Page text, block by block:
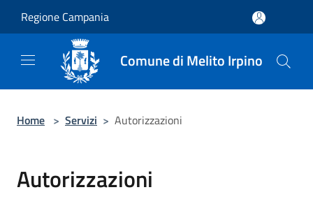
Regione Campania
Comune di Melito Irpino
Home > Servizi > Autorizzazioni
Autorizzazioni